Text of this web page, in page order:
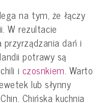
na tym, że łączy
W rezultacie
dań i
potrawy są
i czosnkiem. Warto
lub słynny
Chińska kuchnia